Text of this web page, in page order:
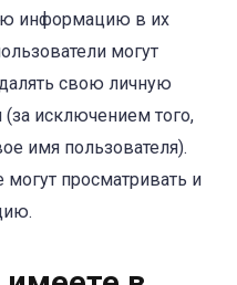
информацию в их
могут
свою личную
исключением того,
имя пользователя).
просматривать и